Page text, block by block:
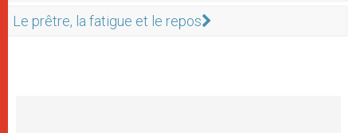
Le prêtre, la fatigue et le repos